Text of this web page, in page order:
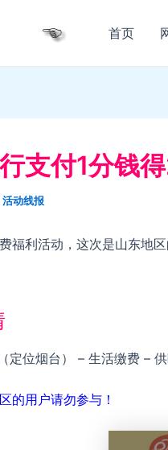
首页
支付1分钱
活动线报
福利活动，这次是山东地
定位烟台） – 生活缴费 –
的用户请勿参与！